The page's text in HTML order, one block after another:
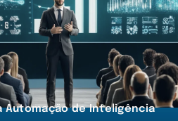
Automação de Inteligência